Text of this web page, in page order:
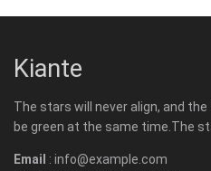
Kiante
The stars will never align, and
be green at the same time.The
Email : info@example.com